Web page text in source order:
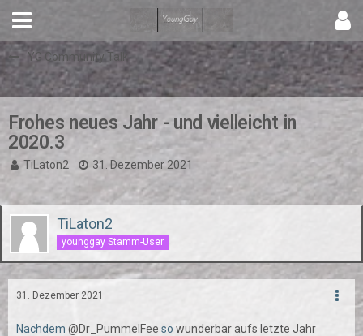
YG Community Talk
Frohes neues Jahr - und vielleicht in
2020.3
TiLaton2 31. Dezember 2021
TiLaton2
younggay Stamm-User
31. Dezember 2021
Nachdem @Dr_PummelFee so wunderbar aufs letzte Jahr